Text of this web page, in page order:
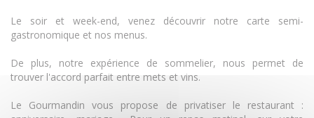
Le soir et week-end, venez découvrir notre carte semi-
gastronomique et nos menus.
De plus, notre expérience de sommelier, nous permet de
trouver l'accord parfait entre mets et vins.
Le Gourmandin vous propose de privatiser le restaurant :